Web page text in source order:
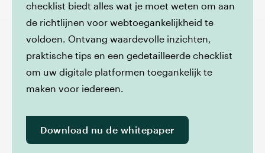
checklist biedt alles wat je moet weten om aan
de richtlijnen voor webtoegankelijkheid te
voldoen. Ontvang waardevolle inzichten,
praktische tips en een gedetailleerde checklist
om uw digitale platformen toegankelijk te
maken voor iedereen.
Download nu de whitepaper